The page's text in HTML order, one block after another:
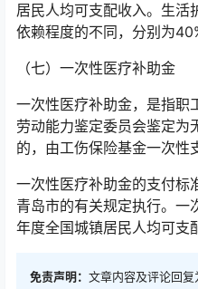
居民人均可支配收入。生活
依赖程度的不同，分别为
（七）一次性医疗补助金
一次性医疗补助金，是指职
劳动能力鉴定委员会鉴定为
的，由工伤保险基金一次性
一次性医疗补助金的支付标
青岛市的有关规定执行。一
年度全国城镇居民人均可支
免责声明： 文章内容及评论回